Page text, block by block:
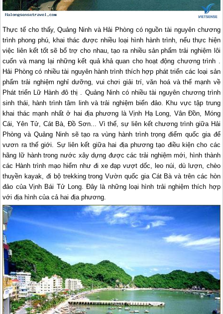
Thực tế cho thấy, Quảng Ninh và Hải Phòng có nguồn tài nguyên chương
trình phong phú, khai thác được nhiều loại hình hành trình, nếu thực hiện
việc liên kết tốt sẽ bổ trợ cho nhau, tạo ra nhiều sản phẩm trải nghiệm lôi
cuốn và mang lại những kết quả khả quan cho hoạt động chương trình .
Hải Phòng có nhiều tài nguyên hành trình thích hợp phát triển các loại sản
phẩm trải nghiệm nghỉ dưỡng, vui chơi giải trí, văn hoá và thế mạnh về
Phát triển Lữ Hành đô thị . Quảng Ninh có nhiều tài nguyên chương trình
sinh thái, hành trình tâm linh và trải nghiệm biển đảo. Khu vực tập trung
khai thác mạnh nhất ở hai địa phương là Vịnh Hạ Long , Vân Đồn, Móng
Cái, Yên Tử, Cát Bà, Đồ Sơn... Vì thế, sự liên kết chương trình giữa Hải
Phòng và Quảng Ninh sẽ tạo ra vùng hành trình trọng điểm quốc gia để
vươn ra thế giới. Sự liên kết giữa hai địa phương tạo điều kiện cho các
hãng lữ hành trong nước xây dựng được các trải nghiệm mới, hình thành
các Hành trình mạo hiểm như đi xe đạp vượt dốc, leo núi, dù lượn, chèo
thuyền kayak, đi bộ trekking trong Vườn quốc gia Cát Bà và trên các hòn
đảo của Vịnh Bái Tử Long. Đây là những loại hình trải nghiệm thích hợp
với địa hình của cả hai địa phương.